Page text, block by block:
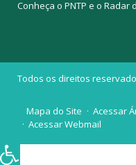
Conheça o PNTP e o Radar
Todos os direitos
Mapa do Site
Acessar
Acessar Webmail